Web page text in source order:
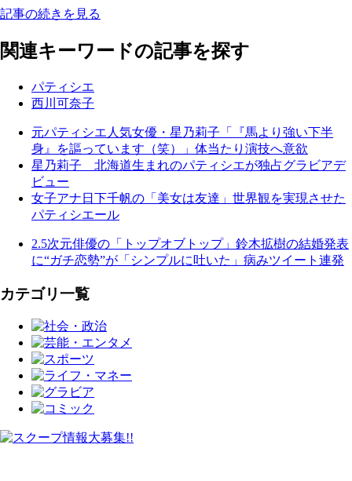
記事の続きを見る
関連キーワードの記事を探す
パティシエ
西川可奈子
元パティシエ人気女優・星乃莉子「『馬より強い下半
身』を謳っています（笑）」体当たり演技へ意欲
星乃莉子 北海道生まれのパティシエが独占グラビアデ
ビュー
女子アナ日下千帆の「美女は友達」世界観を実現させた
パティシエール
2.5次元俳優の「トップオブトップ」鈴木拡樹の結婚発表
に“ガチ恋勢”が「シンプルに吐いた」病みツイート連発
カテゴリ一覧